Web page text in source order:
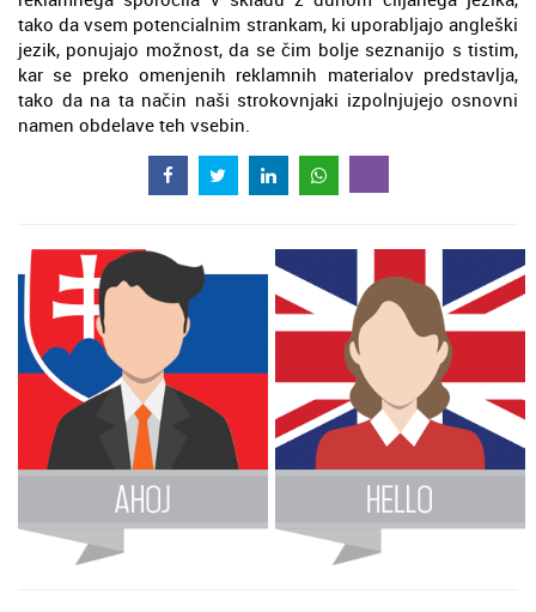
tako da vsem potencialnim strankam, ki uporabljajo angleški
jezik, ponujajo možnost, da se čim bolje seznanijo s tistim,
kar se preko omenjenih reklamnih materialov predstavlja,
tako da na ta način naši strokovnjaki izpolnjujejo osnovni
namen obdelave teh vsebin.